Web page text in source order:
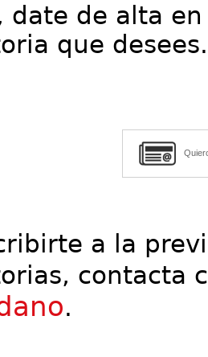
date de alta
que desees.
a la
contacta
.